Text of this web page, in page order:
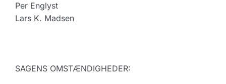
Per Englyst
Lars K. Madsen
SAGENS OMSTÆNDIGHEDER: